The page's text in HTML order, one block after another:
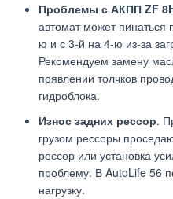
Проблемы с АКПП ZF
автомат может
ю и с 3-й на 4-ю из-за
Рекомендуем замену
появлении толчков
гидроблока.
Износ задних рессор.
грузом рессоры
рессор или установка
проблему. В AutoLife 56
нагрузку.